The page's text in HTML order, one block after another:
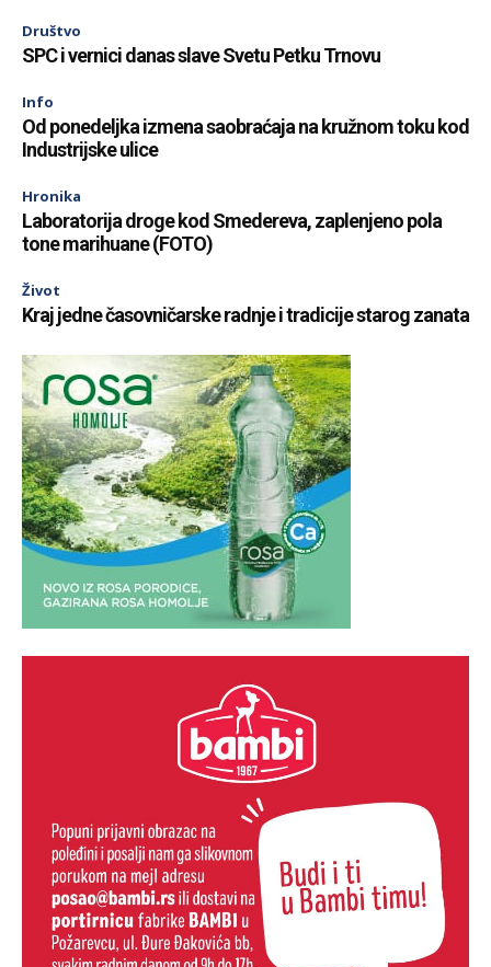
Društvo
SPC i vernici danas slave Svetu Petku Trnovu
Info
Od ponedeljka izmena saobraćaja na kružnom toku kod
Industrijske ulice
Hronika
Laboratorija droge kod Smedereva, zaplenjeno pola
tone marihuane (FOTO)
Život
Kraj jedne časovničarske radnje i tradicije starog zanata